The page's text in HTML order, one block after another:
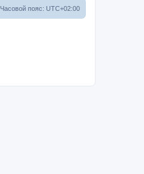
Часовой пояс: UTC+02:00